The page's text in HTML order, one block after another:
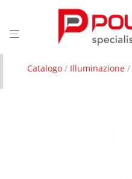
Catalogo/ Illuminazione/